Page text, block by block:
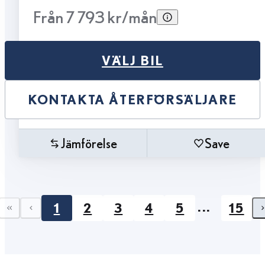
Från 7 793 kr/mån
VÄLJ BIL
KONTAKTA ÅTERFÖRSÄLJARE
Jämförelse Save
First page
Previous page
1 2 3 4 5 ... 15